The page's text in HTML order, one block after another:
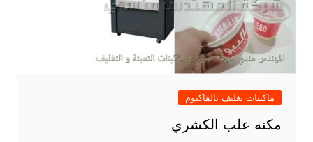
ماكينات تغليف بالفاكيوم
مكنه علب الكشري